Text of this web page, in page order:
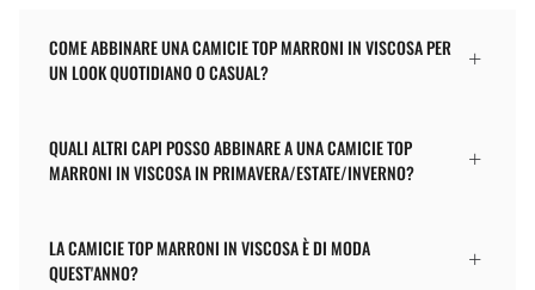
COME ABBINARE UNA CAMICIE TOP MARRONI IN VISCOSA PER
UN LOOK QUOTIDIANO O CASUAL?
QUALI ALTRI CAPI POSSO ABBINARE A UNA CAMICIE TOP
MARRONI IN VISCOSA IN PRIMAVERA/ESTATE/INVERNO?
LA CAMICIE TOP MARRONI IN VISCOSA È DI MODA
QUEST'ANNO?